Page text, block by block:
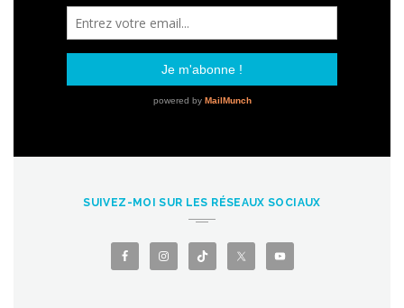
SUIVEZ-MOI SUR LES RÉSEAUX SOCIAUX